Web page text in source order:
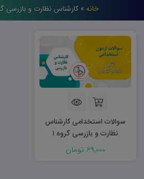
خانه » کارشناس نظارت و بازرسی
سوالات استخدامی کارشناس
نظارت و بازرسی گروه ۱
حسابداری69,000 تومان